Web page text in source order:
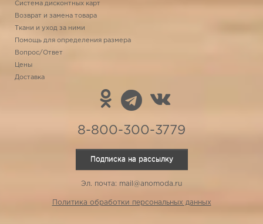
Система дисконтных карт
Возврат и замена товара
Ткани и уход за ними
Помощь для определения размера
Вопрос/Ответ
Цены
Доставка
8-800-300-3779
Подписка на рассылку
Эл. почта: mail@anomoda.ru
Политика обработки персональных данных